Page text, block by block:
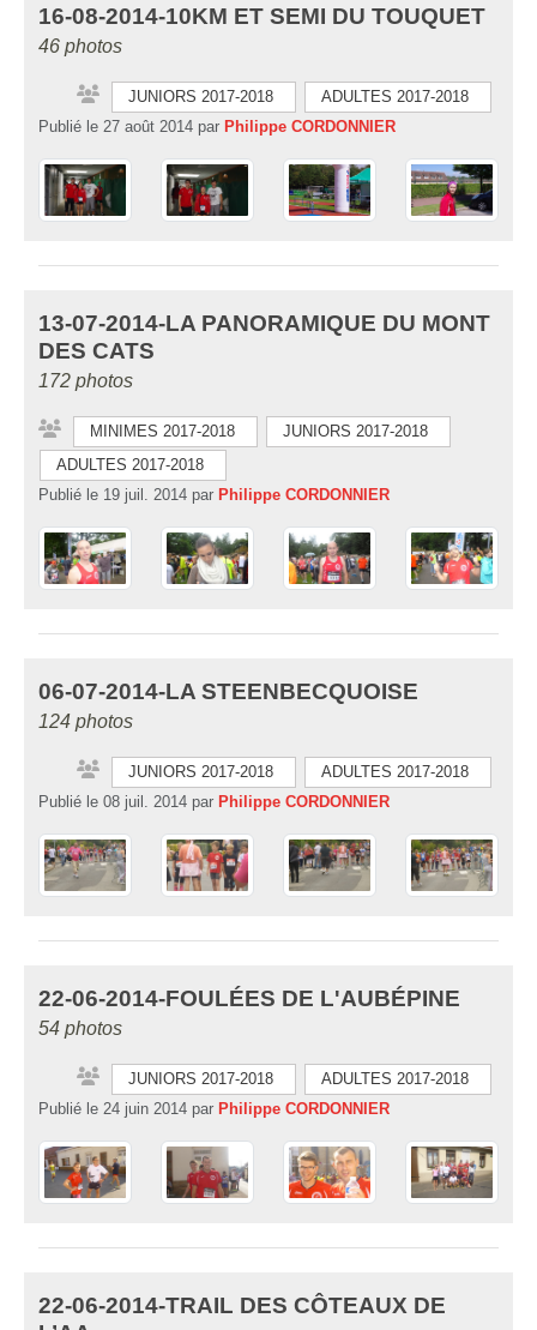
16-08-2014-10KM ET SEMI DU TOUQUET
46 photos
JUNIORS 2017-2018 ADULTES 2017-2018
Publié le 27 août 2014 par Philippe CORDONNIER
13-07-2014-LA PANORAMIQUE DU MONT
DES CATS
172 photos
MINIMES 2017-2018
JUNIORS 2017-2018
ADULTES 2017-2018
Publié le 19 juil. 2014 par Philippe CORDONNIER
06-07-2014-LA STEENBECQUOISE
124 photos
JUNIORS 2017-2018 ADULTES 2017-2018
Publié le 08 juil. 2014 par Philippe CORDONNIER
22-06-2014-FOULÉES DE L'AUBÉPINE
54 photos
JUNIORS 2017-2018 ADULTES 2017-2018
Publié le 24 juin 2014 par Philippe CORDONNIER
22-06-2014-TRAIL DES CÔTEAUX DE